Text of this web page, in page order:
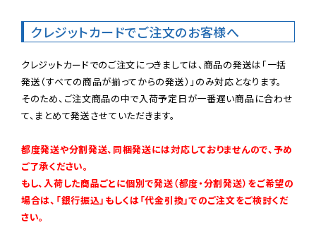
クレジットカードでご注文のお客様へ
クレジットカードでのご注文につきましては、商品の発送は「一括
発送（すべての商品が揃ってからの発送）」のみ対応となります。
そのため、ご注文商品の中で入荷予定日が一番遅い商品に合わせ
て、まとめて発送させていただきます。
都度発送や分割発送、同梱発送には対応しておりませんので、予め
ご了承ください。
もし、入荷した商品ごとに個別で発送（都度・分割発送）をご希望の
場合は、「銀行振込」もしくは「代金引換」でのご注文をご検討くだ
さい。